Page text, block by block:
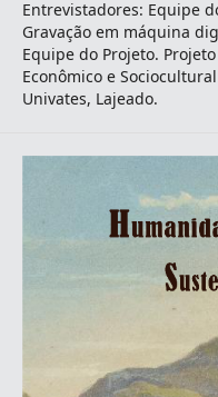
Entrevistadores: Equipe
Gravação em máquina
Equipe do Projeto.
Econômico e
Univates, Lajeado.